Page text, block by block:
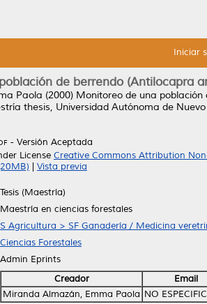
Iniciar
de berrendo (Antilocapra
Paola (2000) Monitoreo de una
thesis, Universidad Autónoma de
- Versión Aceptada
License Creative Commons Attribution
Vista previa
Tesis (Maestría)
Maestría en ciencias forestales
S Agricultura > SF Ganadería / Medicina
Ciencias Forestales
Admin Eprints
Creador
Email
Miranda Almazán, Emma Paola NO